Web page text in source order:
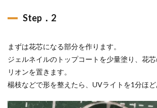
Step．2
まずは花芯になる部分を作ります。
ジェルネイルのトップコートを少量塗り、花
リオンを置きます。
楊枝などで形を整えたら、UVライトを1分ほど